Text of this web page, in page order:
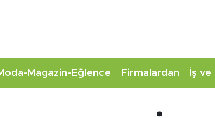
Magazin-Eğlence Firmalardan İş